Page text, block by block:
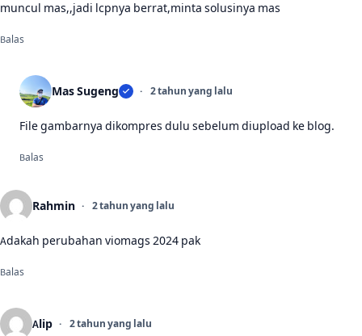
muncul mas,,jadi lcpnya berrat,minta solusinya mas
Balas
Mas Sugeng 2 tahun yang lalu
File gambarnya dikompres dulu sebelum diupload ke blog.
Balas
Rahmin 2 tahun yang lalu
Adakah perubahan viomags 2024 pak
Balas
Alip 2 tahun yang lalu